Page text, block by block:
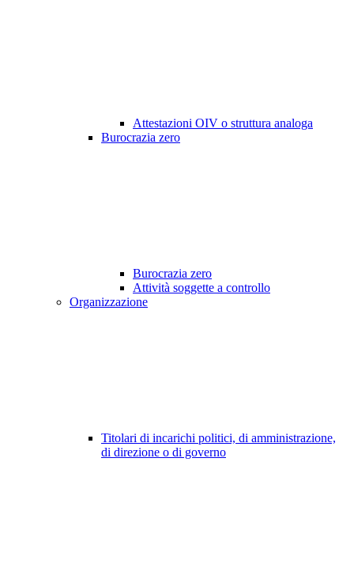
Attestazioni OIV o struttura analoga
Burocrazia zero
Burocrazia zero
Attività soggette a controllo
Organizzazione
Titolari di incarichi politici, di amministrazione,
di direzione o di governo